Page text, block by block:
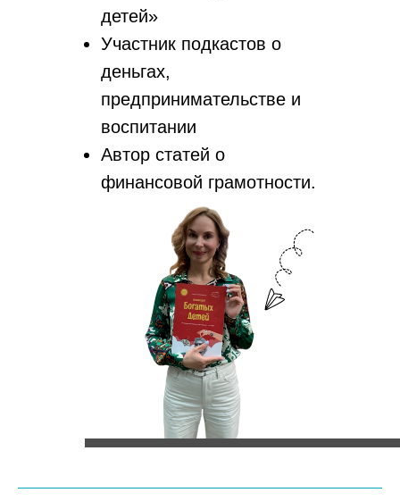
детей»
Участник подкастов о
деньгах,
предпринимательстве и
воспитании
Автор статей о
финансовой грамотности.